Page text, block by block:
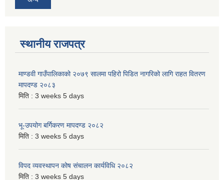
स्थानीय राजपत्र
माण्डवी गाउँपालिकाको २०७९ सालमा पहिरो पिडित नागरिको लागि राहत वितरण
मापदण्ड २०८३
मिति : 3 weeks 5 days
भू-उपयोग बर्गिकरण मापदण्ड २०८२
मिति : 3 weeks 5 days
विपद व्यवस्थापन कोष संचालन कार्यविधि २०८२
मिति : 3 weeks 5 days